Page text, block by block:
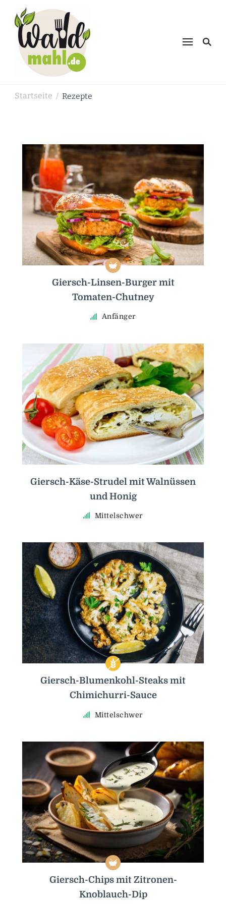
Schnabulieren, was die Natur einem
Startseite / Rezepte
Giersch-Linsen-Burger mit
Tomaten-Chutney
Anfänger
Giersch-Käse-Strudel mit Walnüssen
und Honig
Mittelschwer
Giersch-Blumenkohl-Steaks mit
Chimichurri-Sauce
Mittelschwer
Giersch-Chips mit Zitronen-
Knoblauch-Dip